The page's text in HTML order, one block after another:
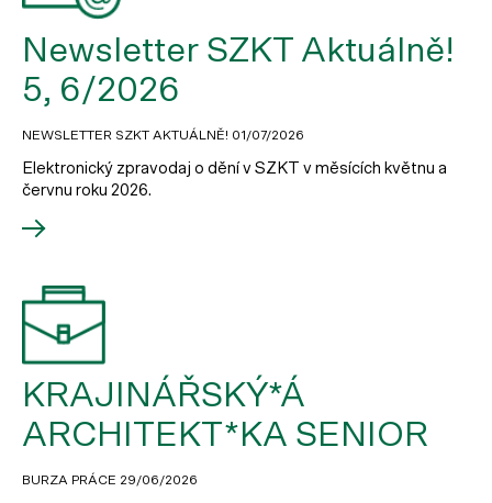
Newsletter SZKT Aktuálně!
5, 6/2026
NEWSLETTER SZKT AKTUÁLNĚ! 01/07/2026
Elektronický zpravodaj o dění v SZKT v měsících květnu a
červnu roku 2026.
KRAJINÁŘSKÝ*Á
ARCHITEKT*KA SENIOR
BURZA PRÁCE 29/06/2026